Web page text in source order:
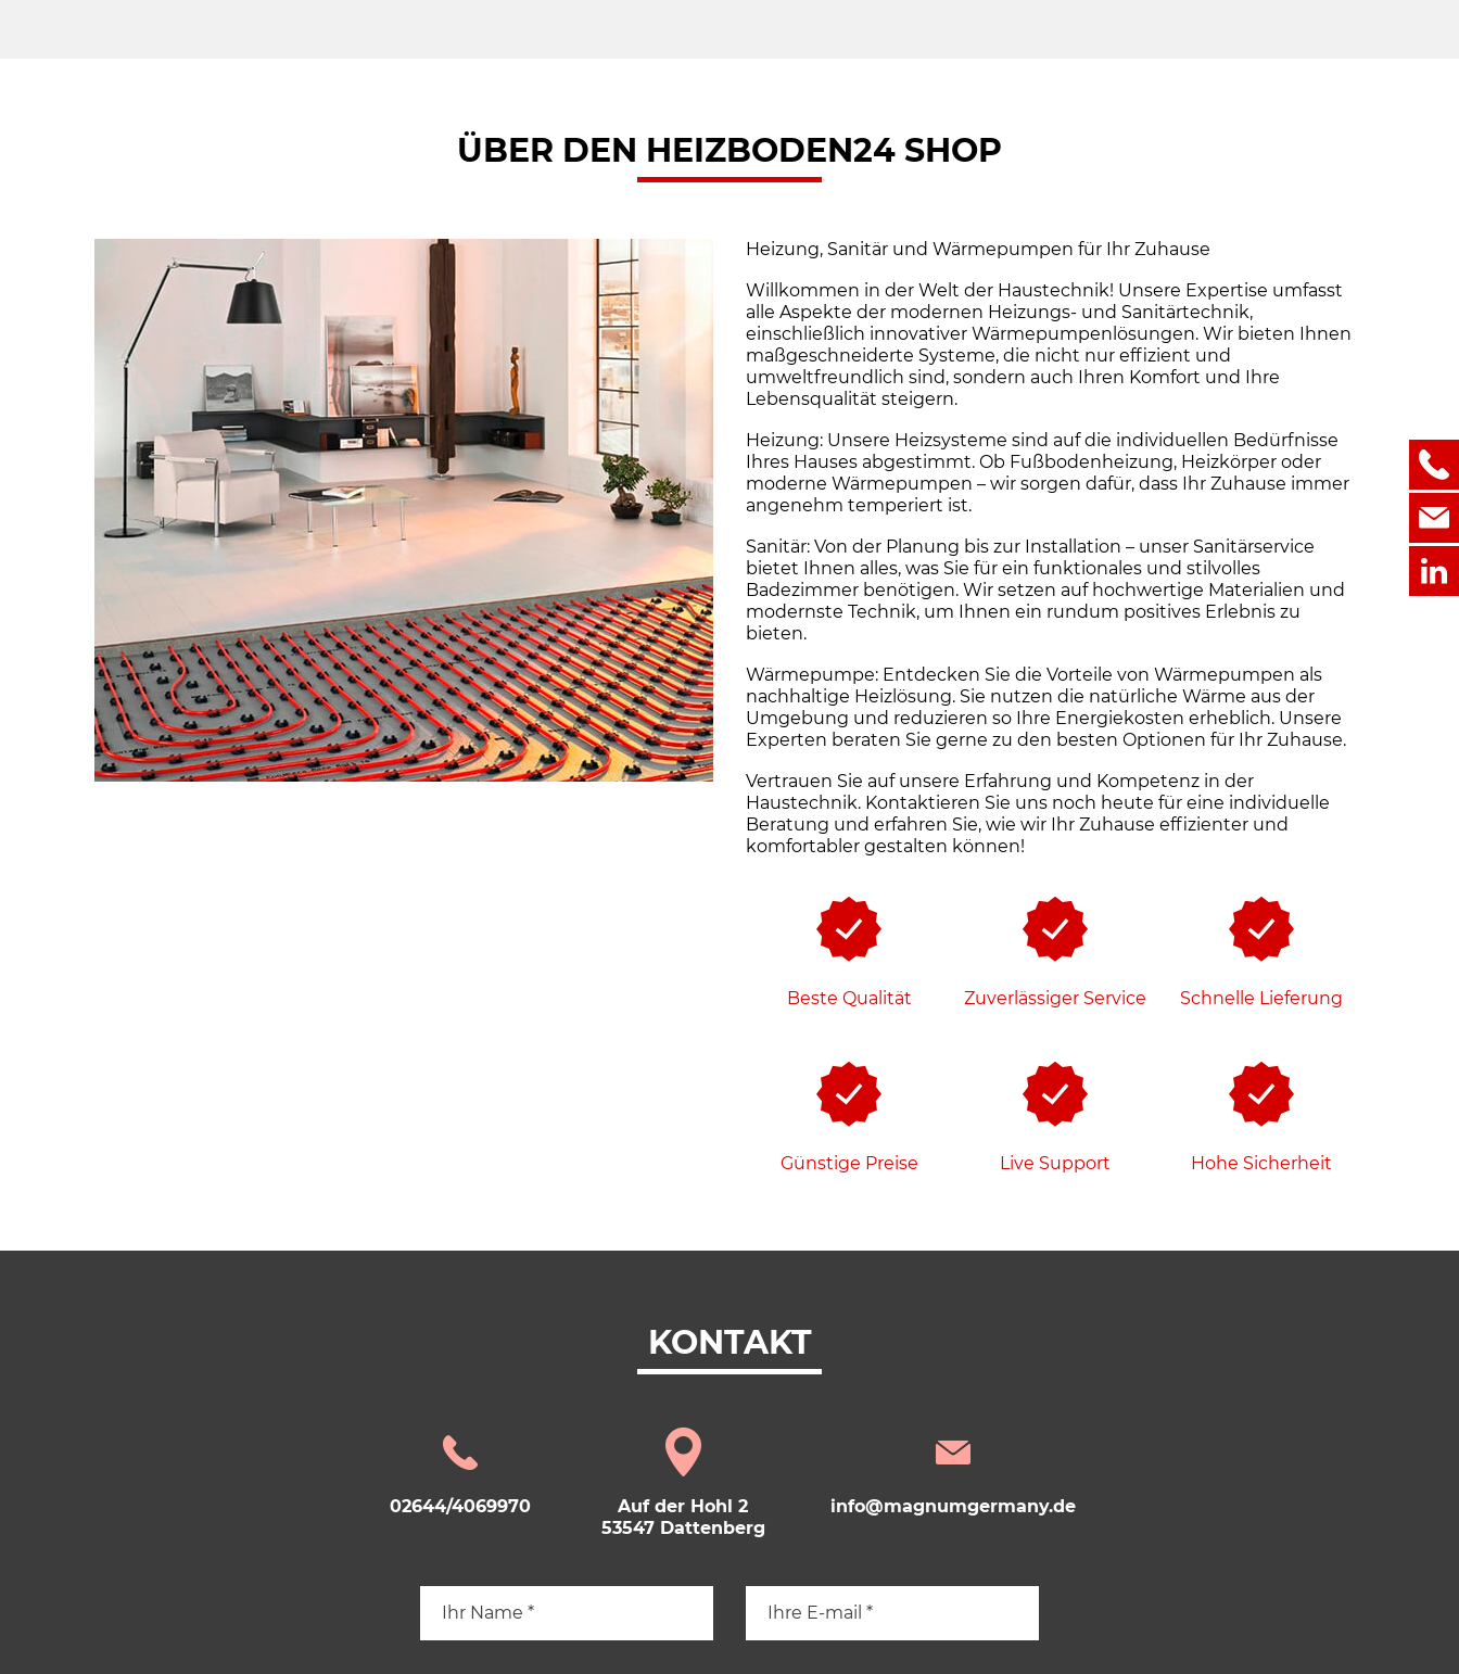
ÜBER DEN HEIZBODEN24 SHOP
Heizung, Sanitär und Wärmepumpen für Ihr Zuhause
Willkommen in der Welt der Haustechnik! Unsere Expertise umfasst
alle Aspekte der modernen Heizungs- und Sanitärtechnik,
einschließlich innovativer Wärmepumpenlösungen. Wir bieten Ihnen
maßgeschneiderte Systeme, die nicht nur effizient und
umweltfreundlich sind, sondern auch Ihren Komfort und Ihre
Lebensqualität steigern.
Heizung: Unsere Heizsysteme sind auf die individuellen Bedürfnisse
Ihres Hauses abgestimmt. Ob Fußbodenheizung, Heizkörper oder
moderne Wärmepumpen – wir sorgen dafür, dass Ihr Zuhause immer
angenehm temperiert ist.
Sanitär: Von der Planung bis zur Installation – unser Sanitärservice
bietet Ihnen alles, was Sie für ein funktionales und stilvolles
Badezimmer benötigen. Wir setzen auf hochwertige Materialien und
modernste Technik, um Ihnen ein rundum positives Erlebnis zu
bieten.
Wärmepumpe: Entdecken Sie die Vorteile von Wärmepumpen als
nachhaltige Heizlösung. Sie nutzen die natürliche Wärme aus der
Umgebung und reduzieren so Ihre Energiekosten erheblich. Unsere
Experten beraten Sie gerne zu den besten Optionen für Ihr Zuhause.
Vertrauen Sie auf unsere Erfahrung und Kompetenz in der
Haustechnik. Kontaktieren Sie uns noch heute für eine individuelle
Beratung und erfahren Sie, wie wir Ihr Zuhause effizienter und
komfortabler gestalten können!
Beste Qualität Zuverlässiger Service Schnelle Lieferung
Günstige Preise Live Support Hohe Sicherheit
KONTAKT
02644/4069970
Auf der Hohl 2
53547 Dattenberg
info@magnumgermany.de